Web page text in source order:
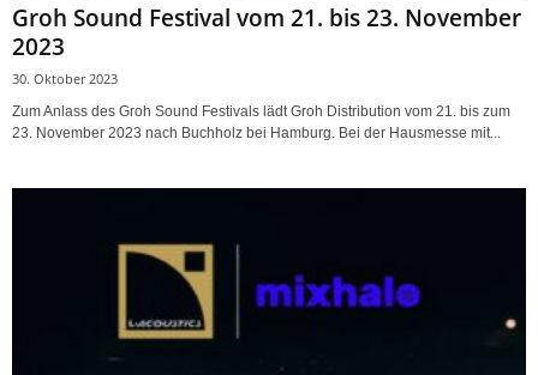
Groh Sound Festival vom 21. bis 23. November
2023
30. Oktober 2023
Zum Anlass des Groh Sound Festivals lädt Groh Distribution vom 21. bis zum
23. November 2023 nach Buchholz bei Hamburg. Bei der Hausmesse mit...